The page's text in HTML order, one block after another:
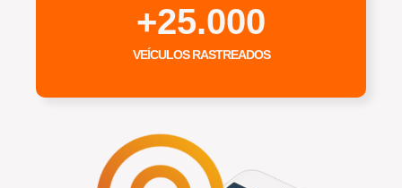
VEÍCULOS RASTREADOS
+25.000